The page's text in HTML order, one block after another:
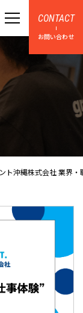
CONTACT
お問い合わせ
ト沖縄株式会社 業界